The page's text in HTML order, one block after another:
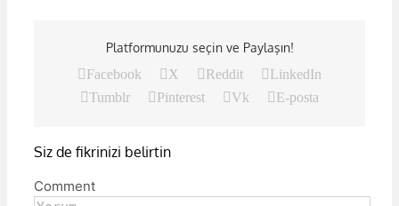
Platformunuzu seçin ve Paylaşın!
Facebook
X Reddit
LinkedIn
Tumblr
Pinterest Vk E-posta
Siz de fikrinizi belirtin
Comment